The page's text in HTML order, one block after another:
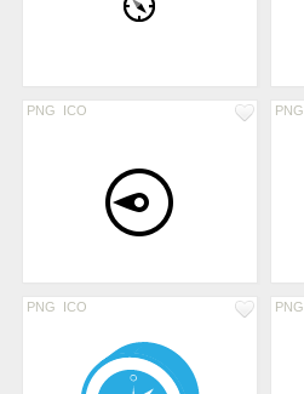
PNG ICO PNG
PNG ICO PNG